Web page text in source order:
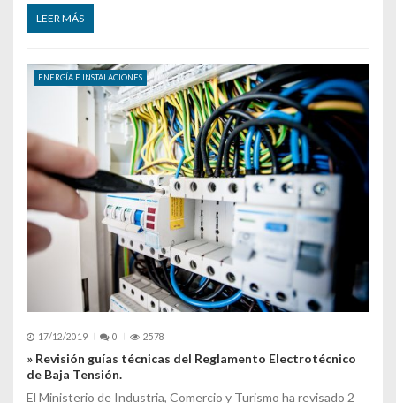
LEER MÁS
ENERGÍA E INSTALACIONES
17/12/2019 0 2578
» Revisión guías técnicas del Reglamento Electrotécnico
de Baja Tensión.
El Ministerio de Industria, Comercio y Turismo ha revisado 2